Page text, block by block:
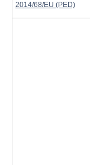
2014/68/EU (PED)